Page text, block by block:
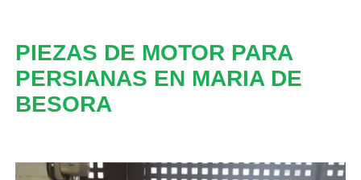
PIEZAS DE MOTOR PARA
PERSIANAS EN MARIA DE
BESORA